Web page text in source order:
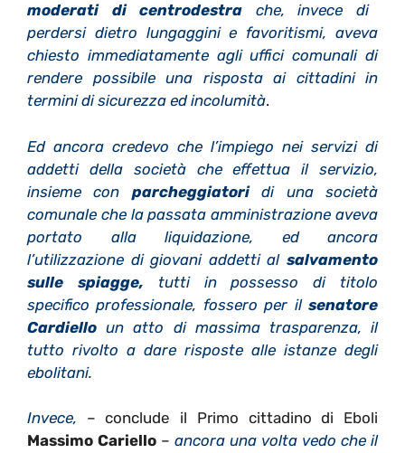
moderati di centrodestra che, invece di
perdersi dietro lungaggini e favoritismi, aveva
chiesto immediatamente agli uffici comunali di
rendere possibile una risposta ai cittadini in
termini di sicurezza ed incolumità.
Ed ancora credevo che l’impiego nei servizi di
addetti della società che effettua il servizio,
insieme con parcheggiatoridi una società
comunale che la passata amministrazione aveva
portato alla liquidazione, ed ancora
l’utilizzazione di giovani addetti alsalvamento
sulle spiagge, tutti in possesso di titolo
specifico professionale, fossero per il senatore
Cardiello un atto di massima trasparenza, il
tutto rivolto a dare risposte alle istanze degli
ebolitani.
Invece,
– conclude il Primo cittadino di Eboli
Massimo Cariello – ancora una volta vedo che il